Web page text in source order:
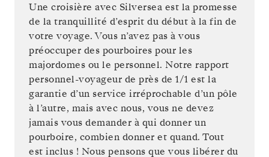
Une croisière avec Silversea est la promesse
de la tranquillité d’esprit du début à la fin de
votre voyage. Vous n’avez pas à vous
préoccuper des pourboires pour les
majordomes ou le personnel. Notre rapport
personnel-voyageur de près de 1/1 est la
garantie d’un service irréprochable d’un pôle
à l’autre, mais avec nous, vous ne devez
jamais vous demander à qui donner un
pourboire, combien donner et quand. Tout
est inclus ! Nous pensons que vous libérer du